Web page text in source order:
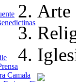
Camala
Arte